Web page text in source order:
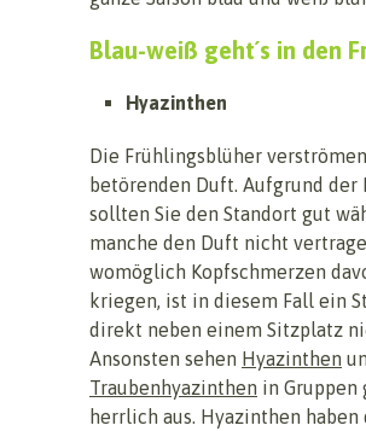
Blau-weiß geht´s in den
Hyazinthen
Die Frühlingsblüher
betörenden Duft. Aufgrund der
sollten Sie den Standort gut
manche den Duft nicht
womöglich Kopfschmerzen
kriegen, ist in diesem Fall ein
direkt neben einem Sitzplatz
Ansonsten sehen Hyazinthen
Traubenhyazinthen in Gruppen
herrlich aus. Hyazinthen haben